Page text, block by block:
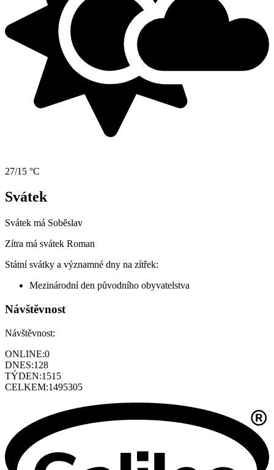
27/15 °C
Svátek
Svátek má Soběslav
Zítra má svátek Roman
Státní svátky a významné dny na zítřek:
Mezinárodní den původního obyvatelstva
Návštěvnost
Návštěvnost:
ONLINE:0
DNES:128
TÝDEN:1515
CELKEM:1495305